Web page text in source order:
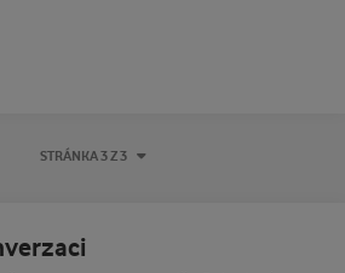
STRÁNKA 3 Z 3